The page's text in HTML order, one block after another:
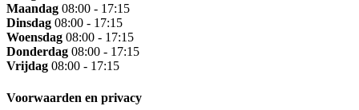
Maandag 08:00 - 17:15
Dinsdag 08:00 - 17:15
Woensdag 08:00 - 17:15
Donderdag 08:00 - 17:15
Vrijdag 08:00 - 17:15
Voorwaarden en privacy